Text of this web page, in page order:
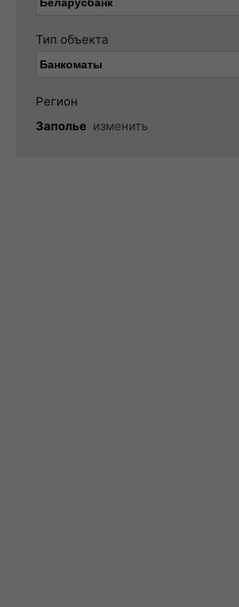
Тип объекта
Регион
Заполье изменить